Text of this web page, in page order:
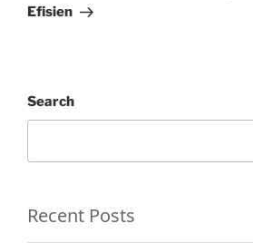
Efisien
Search
Recent Posts